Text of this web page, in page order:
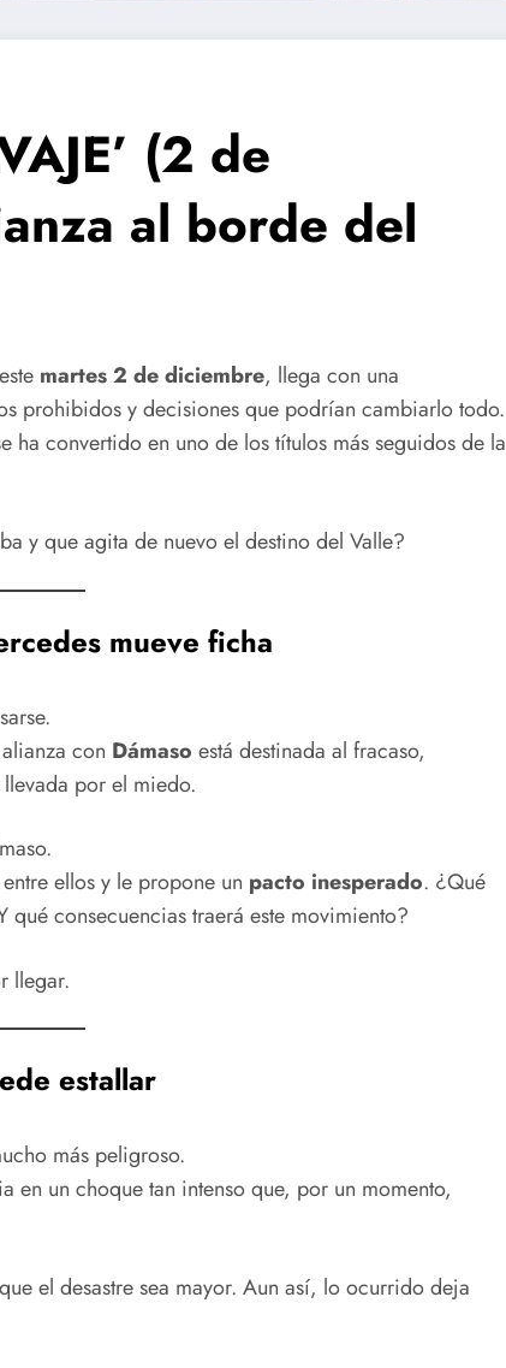
(2 de
al borde del
martes 2 de diciembre, llega con una
prohibidos y decisiones que podrían cambiarlo todo.
ha convertido en uno de los títulos más seguidos de la
y que agita de nuevo el destino del Valle?
mueve ficha
con Dámaso está destinada al fracaso,
por el miedo.
ellos y le propone un pacto inesperado. ¿Qué
consecuencias traerá este movimiento?
llegar.
estallar
más peligroso.
en un choque tan intenso que, por un momento,
el desastre sea mayor. Aun así, lo ocurrido deja